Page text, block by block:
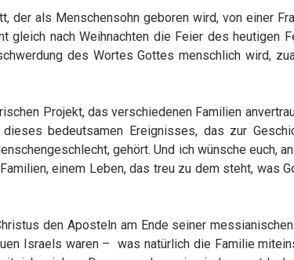
als Menschensohn geboren wird, von einer
nach Weihnachten die Feier des heutigen
des Wortes Gottes menschlich wird,
Projekt, das verschiedenen Familien
bedeutsamen Ereignisses, das zur
gehört. Und ich wünsche euch,
einem Leben, das treu zu dem steht, was
den Aposteln am Ende seiner
Israels waren – was natürlich die Familie